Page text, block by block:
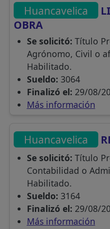
Huancavelica
OBRA
Se solicitó: Título
Agrónomo, Civil o
Habilitado.
Sueldo: 3064
Finalizó el: 29/08/
Más información
Huancavelica
Se solicitó: Título
Contabilidad o
Habilitado.
Sueldo: 3164
Finalizó el: 29/08/
Más información